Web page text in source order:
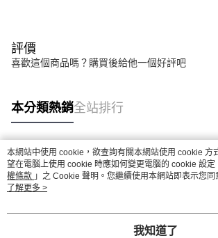
評價
喜歡這個商品嗎？購買後給他一個好評吧
本分類熱銷全站排行
熱門標籤
本網站中使用 cookie，欲查詢有關本網站使用 cookie 方
望在電腦上使用 cookie 時應如何變更電腦的 cookie 設定
權條款 」之 Cookie 聲明。您繼續使用本網站即表示您
用條款之 Cookie 聲明使用 cookie。
了解更多 >
我知道了